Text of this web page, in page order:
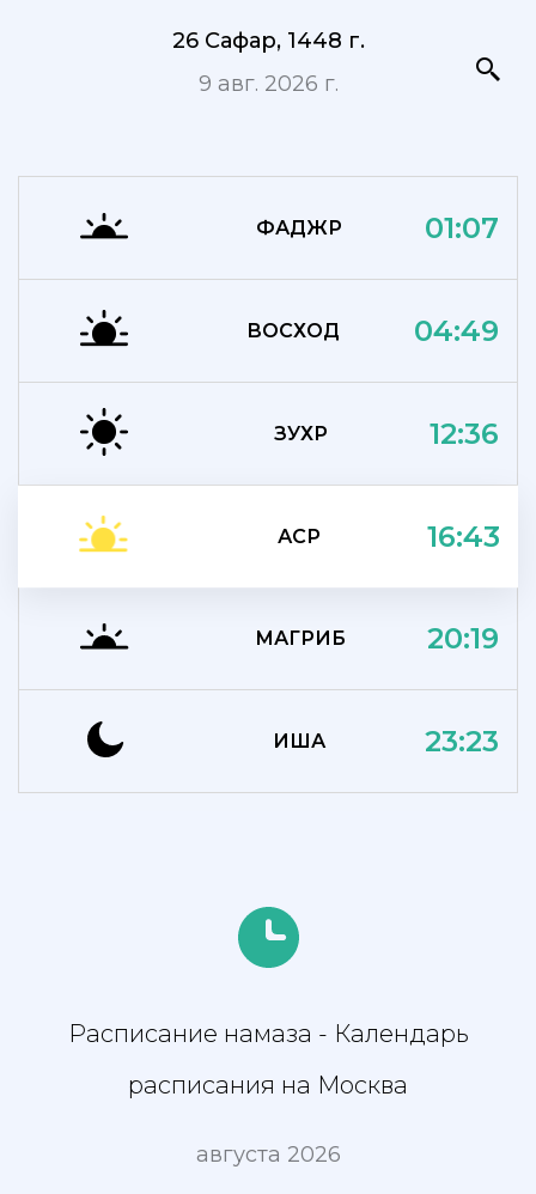
26 Сафар, 1448 г.
9 авг. 2026 г.
ФАДЖР 01:07
ВОСХОД 04:49
ЗУХР 12:36
АСР 16:43
МАГРИБ 20:19
ИША 23:23
Расписание намаза - Календарь
расписания на Москва
августа 2026